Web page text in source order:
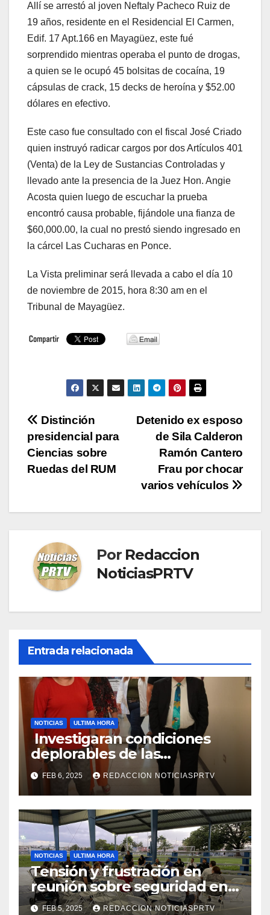
Allí se arrestó al joven Neftaly Pacheco Ruiz de
19 años, residente en el Residencial El Carmen,
Edif. 17 Apt.166 en Mayagüez, este fué
sorprendido mientras operaba el punto de drogas,
a quien se le ocupó 45 bolsitas de cocaína, 19
cápsulas de crack, 15 decks de heroína y $52.00
dólares en efectivo.
Este caso fue consultado con el fiscal José Criado
quien instruyó radicar cargos por dos Artículos 401
(Venta) de la Ley de Sustancias Controladas y
llevado ante la presencia de la Juez Hon. Angie
Acosta quien luego de escuchar la prueba
encontró causa probable, fijándole una fianza de
$60,000.00, la cual no prestó siendo ingresado en
la cárcel Las Cucharas en Ponce.
La Vista preliminar será llevada a cabo el día 10
de noviembre de 2015, hora 8:30 am en el
Tribunal de Mayagüez.
Navegación
de
entradas
Detenido ex esposo
de Sila Calderon
Ramón Cantero
Frau por chocar
varios vehículos
Distinción
presidencial para
Ciencias sobre
Ruedas del RUM
Por Redaccion
NoticiasPRTV
Entrada relacionada
NOTICIAS ULTIMA HORA
Investigaran condiciones
deplorables de las
facilidades el Departamento
de la Salud en Mayagüez
FEB 6, 2025 REDACCION NOTICIASPRTV
NOTICIAS ULTIMA HORA
Tensión y frustración en
reunión sobre seguridad en
Reparto Metropolitano
FEB 5, 2025 REDACCION NOTICIASPRTV